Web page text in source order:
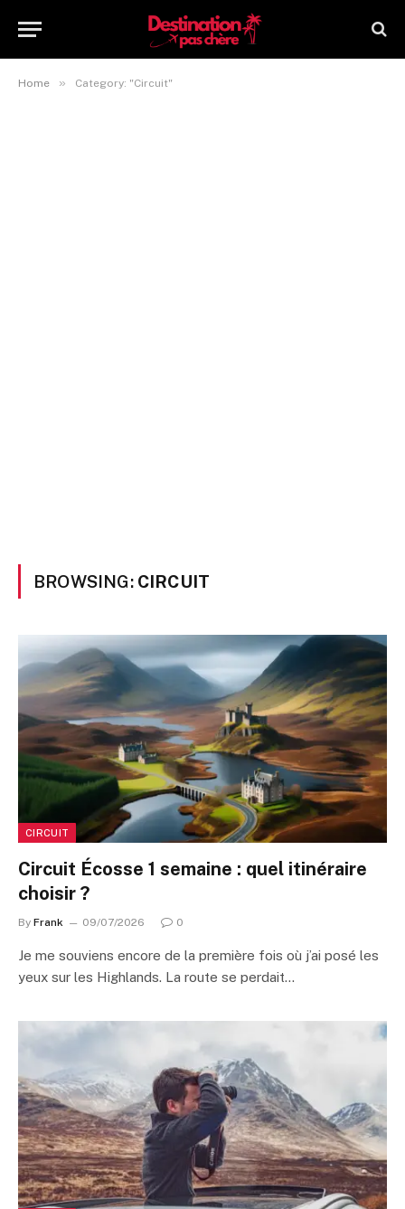
Home » Category: "Circuit"
BROWSING: CIRCUIT
CIRCUIT
Circuit Écosse 1 semaine : quel itinéraire
choisir ?
By Frank 09/07/2026 0
Je me souviens encore de la première fois où j’ai posé les
yeux sur les Highlands. La route se perdait…